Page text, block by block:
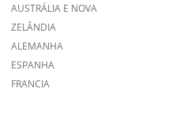
CANADÁ (EN) /CANADÁ (FR)
REINO UNIDO E IRLANDA
AUSTRÁLIA E NOVA
ZELÂNDIA
ALEMANHA